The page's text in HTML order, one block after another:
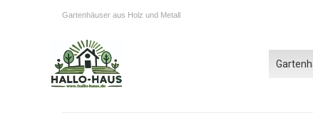
Gartenhäuser aus Holz und Metall